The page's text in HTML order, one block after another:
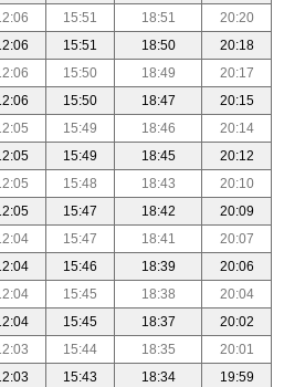
15:51 18:51
20:20
15:51 18:50
20:18
15:50 18:49
20:17
15:50 18:47
20:15
15:49 18:46
20:14
15:49 18:45
20:12
15:48 18:43
20:10
15:47 18:42
20:09
15:47 18:41
20:07
15:46 18:39
20:06
15:45 18:38
20:04
15:45 18:37
20:02
15:44 18:35
20:01
15:43 18:34
19:59